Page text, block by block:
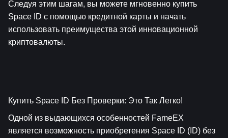
Следуя этим шагам, вы можете мгновенно купить
Space ID с помощью кредитной карты и начать
использовать преимущества этой инновационной
криптовалюты.
Купить Space ID Без Проверки: Это Так Легко!
Одной из выдающихся особенностей FameEX
является возможность приобретения Space ID (ID) без